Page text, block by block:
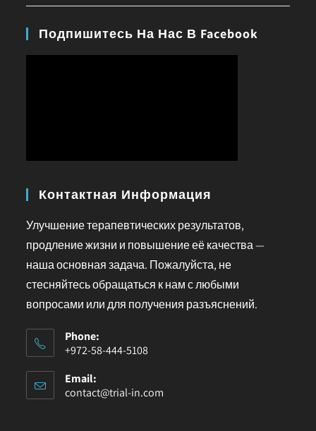
Подпишитесь На Нас В Facebook
Контактная Информация
Улучшение терапевтических результатов,
продление жизни и повышение её качества —
наша основная задача. Пожалуйста, не
стесняйтесь обращаться к нам с любыми
вопросами или для получения разъяснений.
Phone:
+972-58-444-5108
Email:
contact@trial-in.com